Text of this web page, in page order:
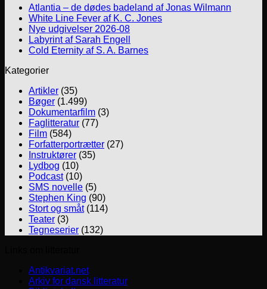
Atlantia – de dødes badeland af Jonas Wilmann
White Line Fever af K. C. Jones
Nye udgivelser 2026-08
Labyrint af Sarah Engell
Cold Eternity af S. A. Barnes
Kategorier
Artikler (35)
Bøger (1.499)
Dokumentarfilm (3)
Faglitteratur (77)
Film (584)
Forfatterportrætter (27)
Instruktører (35)
Lydbog (10)
Podcast(10)
SMS novelle (5)
Stephen King (90)
Stort og småt(114)
Teater (3)
Tegneserier (132)
Antikvariat.net
Arkiv for dansk litteratur